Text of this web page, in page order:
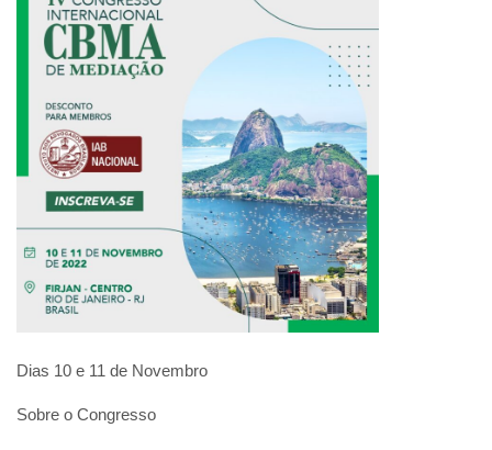
Dias 10 e 11 de Novembro
Sobre o Congresso